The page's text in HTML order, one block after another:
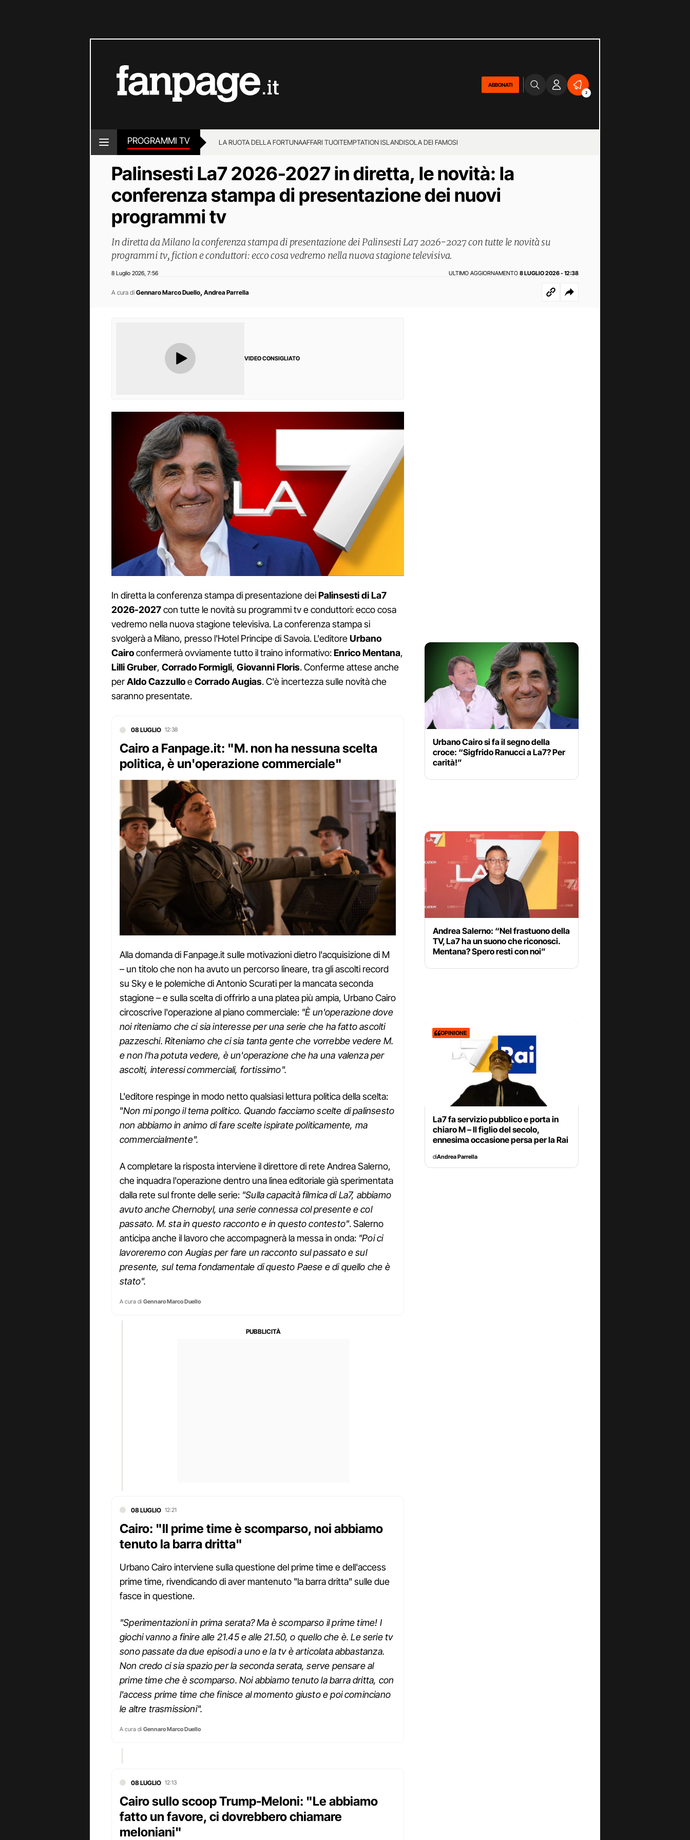
ABBONATI
2
PROGRAMMI TV LA RUOTA DELLA FORTUNAAFFARI TUOITEMPTATION ISLANDISOLA DEI FAMOSI
Palinsesti La7 2026-2027 in diretta, le novità: la
conferenza stampa di presentazione dei nuovi
programmi tv
In diretta da Milano la conferenza stampa di presentazione dei Palinsesti La7 2026-2027 con tutte le novità su
programmi tv, fiction e conduttori: ecco cosa vedremo nella nuova stagione televisiva.
8 Luglio 2026 7:56 ULTIMO AGGIORNAMENTO 8 LUGLIO 2026 - 12:38
A cura di Gennaro Marco Duello, Andrea Parrella
VIDEO CONSIGLIATO
In diretta la conferenza stampa di presentazione deiPalinsesti di La7
2026-2027con tutte le novità su programmi tv e conduttori: ecco cosa
vedremo nella nuova stagione televisiva. La conferenza stampa si
svolgerà a Milano, presso l'Hotel Principe di Savoia. L'editoreUrbano
Cairoconfermerà ovviamente tutto il traino informativo:EnricoMentana,
LilliGruber, CorradoFormigli, GiovanniFloris. Conferme attese anche
perAldoCazzulloeCorradoAugias. C'è incertezza sulle novità che
saranno presentate.
08 LUGLIO 12:38
Cairo a Fanpage.it: "M. non ha nessuna scelta
politica, è un'operazione commerciale"
Alla domanda di Fanpage.it sulle motivazioni dietro l'acquisizione di M
– un titolo che non ha avuto un percorso lineare, tra gli ascolti record
su Sky e le polemiche di Antonio Scurati per la mancata seconda
stagione – e sulla scelta di offrirlo a una platea più ampia, Urbano Cairo
circoscrive l'operazione al piano commerciale: "È un'operazione dove
noi riteniamo che ci sia interesse per una serie che ha fatto ascolti
pazzeschi. Riteniamo che ci sia tanta gente che vorrebbe vedere M.
e non l'ha potuta vedere, è un'operazione che ha una valenza per
ascolti, interessi commerciali, fortissimo".
L'editore respinge in modo netto qualsiasi lettura politica della scelta:
"Non mi pongo il tema politico. Quando facciamo scelte di palinsesto
non abbiamo in animo di fare scelte ispirate politicamente, ma
commercialmente".
A completare la risposta interviene il direttore di rete Andrea Salerno,
che inquadra l'operazione dentro una linea editoriale già sperimentata
dalla rete sul fronte delle serie: "Sulla capacità filmica di La7, abbiamo
avuto anche Chernobyl, una serie connessa col presente e col
passato. M. sta in questo racconto e in questo contesto". Salerno
anticipa anche il lavoro che accompagnerà la messa in onda: "Poi ci
lavoreremo con Augias per fare un racconto sul passato e sul
presente, sul tema fondamentale di questo Paese e di quello che è
stato".
A cura di Gennaro Marco Duello
08 LUGLIO 12:21
Cairo: "Il prime time è scomparso, noi abbiamo
tenuto la barra dritta"
Urbano Cairo interviene sulla questione del prime time e dell'access
prime time, rivendicando di aver mantenuto "la barra dritta" sulle due
fasce in questione.
"Sperimentazioni in prima serata? Ma è scomparso il prime time! I
giochi vanno a finire alle 21.45 e alle 21.50, o quello che è. Le serie tv
sono passate da due episodi a uno e la tv è articolata abbastanza.
Non credo ci sia spazio per la seconda serata, serve pensare al
prime time che è scomparso. Noi abbiamo tenuto la barra dritta, con
l'access prime time che finisce al momento giusto e poi cominciano
le altre trasmissioni".
A cura di Gennaro Marco Duello
08 LUGLIO 12:13
Cairo sullo scoop Trump-Meloni: "Le abbiamo
fatto un favore, ci dovrebbero chiamare
meloniani"
Urbano Cairo si fa il segno della
croce: “Sigfrido Ranucci a La7? Per
carità!”
Andrea Salerno: “Nel frastuono della
TV, La7 ha un suono che riconosci.
Mentana? Spero resti con noi”
OPINIONE
La7 fa servizio pubblico e porta in
chiaro M – Il figlio del secolo,
ennesima occasione persa per la Rai
diAndrea Parrella